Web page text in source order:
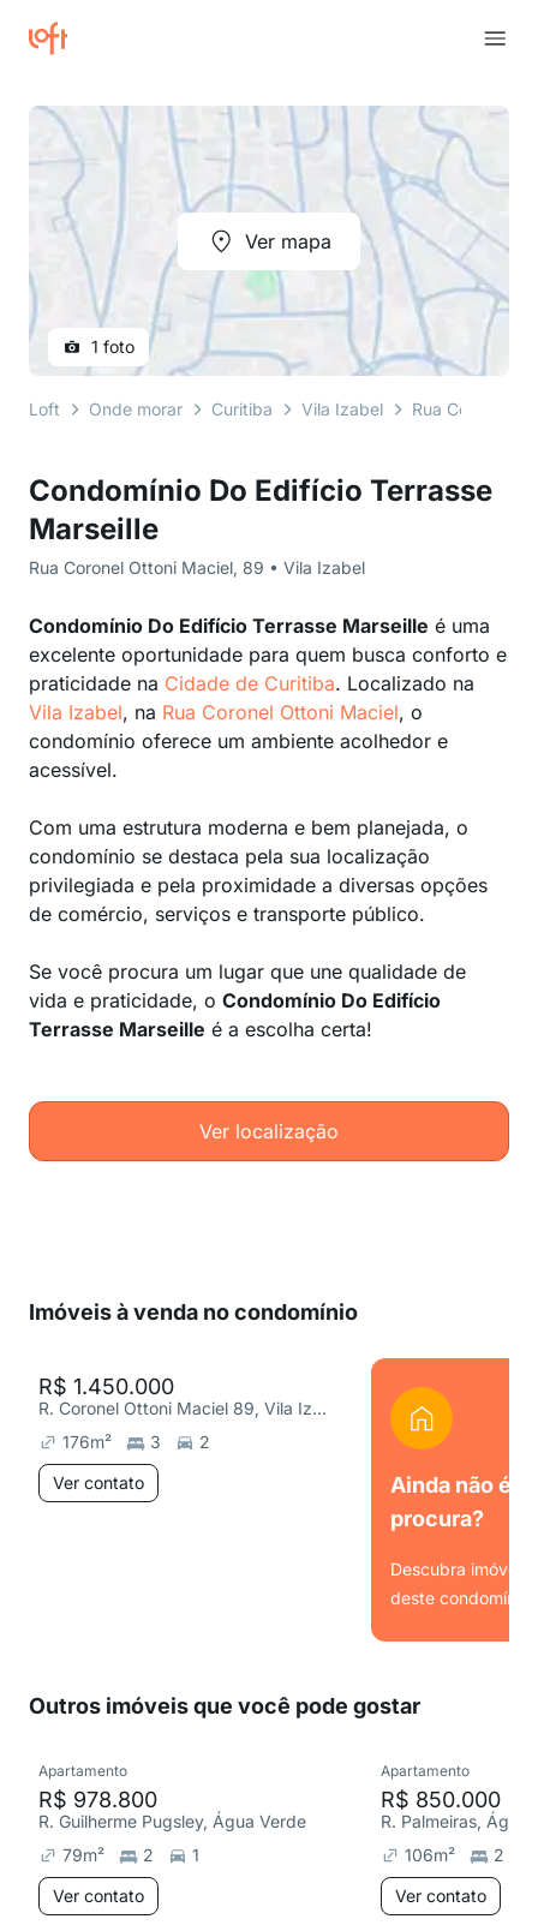
Condomínio Do Edifício Terrasse
Marseille
Rua Coronel Ottoni Maciel, 89 • Vila Izabel
Condomínio Do Edifício Terrasse Marseille é uma
excelente oportunidade para quem busca conforto e
praticidade na Cidade de Curitiba. Localizado na
Vila Izabel, na Rua Coronel Ottoni Maciel, o
condomínio oferece um ambiente acolhedor e
acessível.
Com uma estrutura moderna e bem planejada, o
condomínio se destaca pela sua localização
privilegiada e pela proximidade a diversas opções
de comércio, serviços e transporte público.
Se você procura um lugar que une qualidade de
vida e praticidade, o Condomínio Do Edifício
Terrasse Marseille é a escolha certa!
Ver localização
Ver mapa
1 foto
Loft Onde morar Curitiba Vila Izabel Rua Coronel
Imóveis à venda no condomínio
R$ 1.450.000
R. Coronel Ottoni Maciel 89, Vila Izabel
176m² 3
2
Ver contato
Ainda não é
procura?
Descubra imóveis
deste condomínio.
Outros imóveis que você pode gostar
Apartamento
R$ 978.800
R. Guilherme Pugsley, Água Verde
79m² 2
1
Ver contato
Apartamento
R$ 850.000
R. Palmeiras, Água
106m²
2
Ver contato